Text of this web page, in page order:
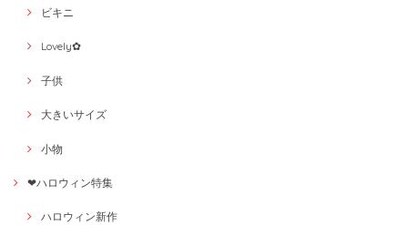
ビキニ
Lovely✿
子供
大きいサイズ
小物
❤ハロウィン特集
ハロウィン新作